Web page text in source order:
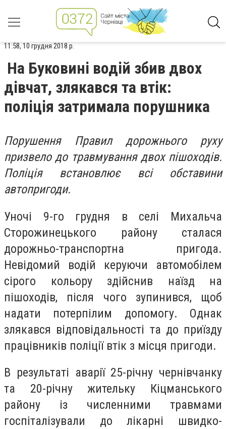
11:58, 10 грудня 2018 р.
На Буковині водій збив двох
дівчат, злякався та втік:
поліція затримала порушника
Порушення Правил дорожнього руху
призвело до травмування двох пішоходів.
Поліція встановлює всі обставини
автопригоди.
Уночі 9-го грудня в селі Михальча
Сторожинецького району сталася
дорожньо-транспортна пригода.
Невідомий водій керуючи автомобілем
сірого кольору здійснив наїзд на
пішоходів, після чого зупинився, щоб
надати потерпілим допомогу. Однак
злякався відповідальності та до приїзду
працівників поліції втік з місця пригоди.
В результаті аварії 25-річну чернівчанку
та 20-річну жительку Кіцманського
району із численними травмами
госпіталізували до лікарні швидко-